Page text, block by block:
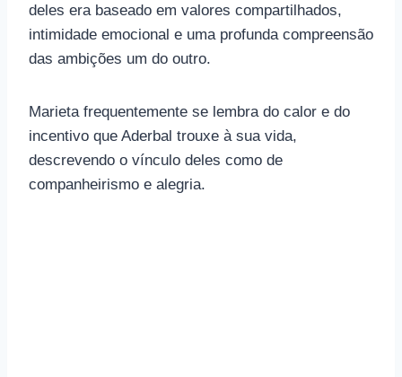
deles era baseado em valores compartilhados,
intimidade emocional e uma profunda compreensão
das ambições um do outro.
Marieta frequentemente se lembra do calor e do
incentivo que Aderbal trouxe à sua vida,
descrevendo o vínculo deles como de
companheirismo e alegria.